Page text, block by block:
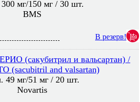
300 мг/150 мг / 30 шт.
BMS
В резерв!
(сакубитрил и вальсартан) /
(sacubitril and valsartan)
49 мг/51 мг / 20 шт.
Novartis